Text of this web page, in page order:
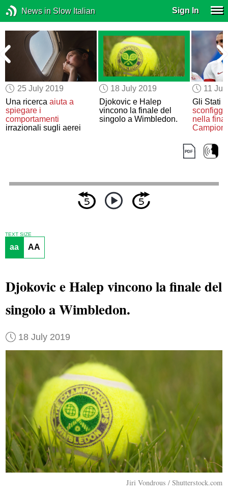
News in Slow Italian Sign In
25 July 2019
Una ricercaaiuta a
spiegare i
comportamenti
irrazionali sugli aerei
18 July 2019
Djokovic e Halep
vincono la finale del
singolo a Wimbledon.
11
Gli Stati
nella
TEXT SIZE
aa AA
Djokovic e Halep vincono la finale del
singolo a Wimbledon.
18 July 2019
Jiri Vondrous / Shutterstock.com